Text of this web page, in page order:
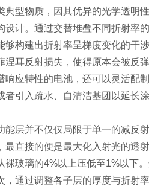
典型物质，因其优异的光学透明
设计。通过交替堆叠不同折射
构建出折射率呈梯度变化的干
涅耳反射损失，使得原本会被反
应特性的电池，还可以灵活配
引入疏水、自清洁基团以延长
层并不仅仅局限于单一的减反
最直接的便是最大化入射光的透
玻璃的4%以上压低至1%以下
通过调整各子层的厚度与折射